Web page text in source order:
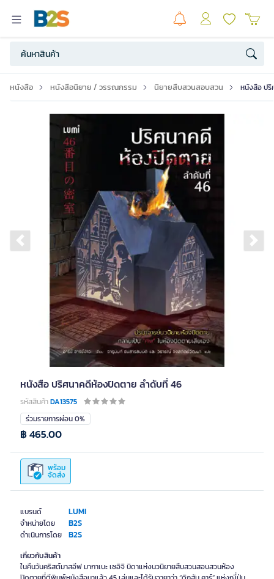
หนังสือ หนังสือนิยาย / วรรณกรรม นิยายสืบสวนสอบสวน หนังสือ ป
Previous slide
หนังสือ ปริศนาคดีห้องปิดตาย ลำดับที่ 46
รหัสสินค้าDA13575
แบรนด์ LUMI
จำหน่ายโดย B2S
ดำเนินการโดย B2S
ร่วมรายการผ่อน 0%
พร้อม
จัดส่ง
฿ 465.00
เกี่ยวกับสินค้า
ในคืนวันคริสต์มาสอีฟ มากาเบะ เซอิจิ บิดาแห่งนวนิยายสืบสวนสอบสวนห้อง